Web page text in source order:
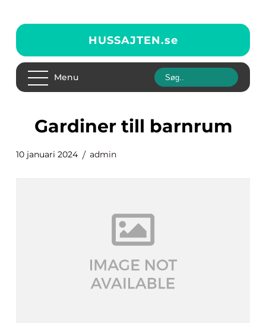
HUSSAJTEN.se
Menu
gardiner till barnrum
10 januari 2024 admin